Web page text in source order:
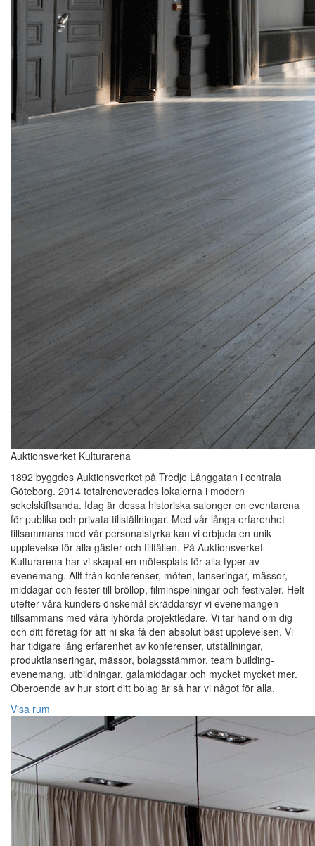
Auktionsverket Kulturarena
1892 byggdes Auktionsverket på Tredje Långgatan i centrala
Göteborg. 2014 totalrenoverades lokalerna i modern
sekelskiftsanda. Idag är dessa historiska salonger en eventarena
för publika och privata tillställningar. Med vår långa erfarenhet
tillsammans med vår personalstyrka kan vi erbjuda en unik
upplevelse för alla gäster och tillfällen. På Auktionsverket
Kulturarena har vi skapat en mötesplats för alla typer av
evenemang. Allt från konferenser, möten, lanseringar, mässor,
middagar och fester till bröllop, filminspelningar och festivaler. Helt
utefter våra kunders önskemål skräddarsyr vi evenemangen
tillsammans med våra lyhörda projektledare. Vi tar hand om dig
och ditt företag för att ni ska få den absolut bäst upplevelsen. Vi
har tidigare lång erfarenhet av konferenser, utställningar,
produktlanseringar, mässor, bolagsstämmor, team building-
evenemang, utbildningar, galamiddagar och mycket mycket mer.
Oberoende av hur stort ditt bolag är så har vi något för alla.
Visa rum